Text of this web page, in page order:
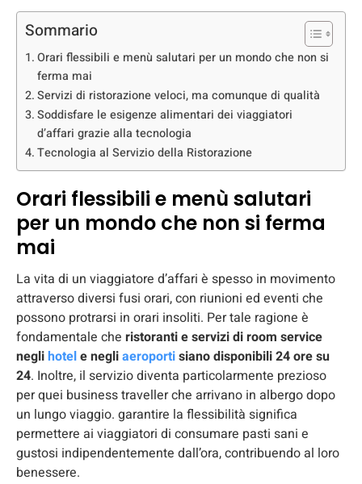
Sommario
Orari flessibili e menù salutari per un mondo che non si
ferma mai
Servizi di ristorazione veloci, ma comunque di qualità
Soddisfare le esigenze alimentari dei viaggiatori
d’affari grazie alla tecnologia
Tecnologia al Servizio della Ristorazione
Orari flessibili e menù salutari
per un mondo che non si ferma
mai
La vita di un viaggiatore d’affari è spesso in movimento
attraverso diversi fusi orari, con riunioni ed eventi che
possono protrarsi in orari insoliti. Per tale ragione è
fondamentale che ristoranti e servizi di room service
neglihotele negliaeroportisiano disponibili 24 ore su
24. Inoltre, il servizio diventa particolarmente prezioso
per quei business traveller che arrivano in albergo dopo
un lungo viaggio. garantire la flessibilità significa
permettere ai viaggiatori di consumare pasti sani e
gustosi indipendentemente dall’ora, contribuendo al loro
benessere.